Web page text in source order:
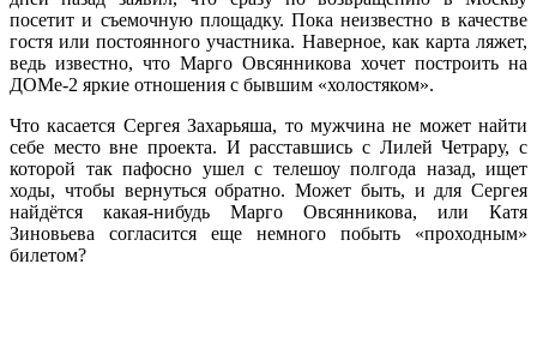
посетит и съемочную площадку. Пока неизвестно в качестве
гостя или постоянного участника. Наверное, как карта ляжет,
ведь известно, что Марго Овсянникова хочет построить на
ДОМе-2 яркие отношения с бывшим «холостяком».
Что касается Сергея Захарьяша, то мужчина не может найти
себе место вне проекта. И расставшись с Лилей Четрару, с
которой так пафосно ушел с телешоу полгода назад, ищет
ходы, чтобы вернуться обратно. Может быть, и для Сергея
найдётся какая-нибудь Марго Овсянникова, или Катя
Зиновьева согласится еще немного побыть «проходным»
билетом?